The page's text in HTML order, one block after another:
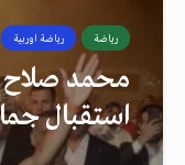
رياضة رياضة اوربية
محمد
استقبال